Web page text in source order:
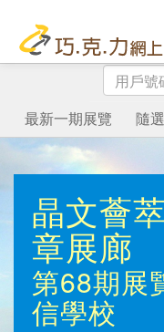
用
戶
號
碼
最新一期展覽
隨
晶文薈
章展廊
第68期展
信學校